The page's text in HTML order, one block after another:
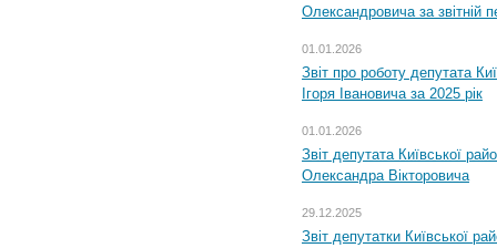
Олександровича за звітній
01.01.2026
Звіт про роботу депутата
Ігоря Івановича за 2025 рік
01.01.2026
Звіт депутата Київської
Олександра Вікторовича
29.12.2025
Звіт депутатки Київської